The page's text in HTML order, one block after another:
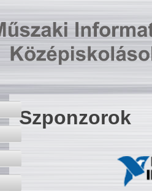
Szponzorok